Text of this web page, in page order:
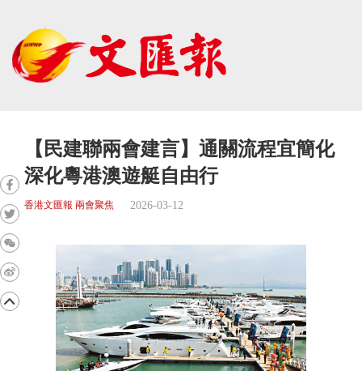
【民建聯兩會建言】通關流程宜簡化
深化粵港澳遊艇自由行
香港文匯報 兩會聚焦 2026-03-12